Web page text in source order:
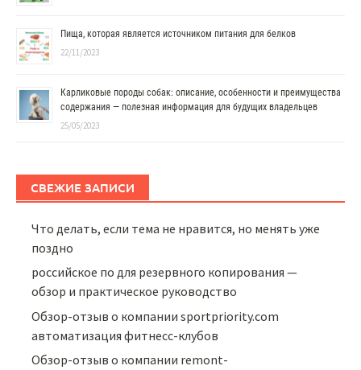
Пища, которая является источником питания для белков
22/11/2023
Карликовые породы собак: описание, особенности и преимущества
содержания — полезная информация для будущих владельцев
25/05/2023
СВЕЖИЕ ЗАПИСИ
Что делать, если тема не нравится, но менять уже
поздно
российское по для резервного копирования —
обзор и практическое руководство
Обзор-отзыв о компании sportpriority.com
автоматизация фитнесс-клубов
Обзор-отзыв о компании remont-